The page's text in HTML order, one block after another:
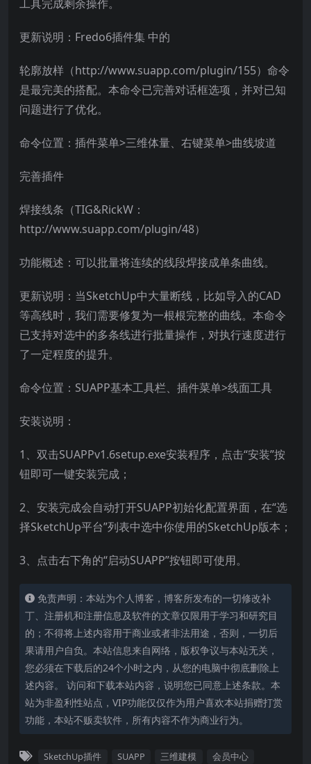
工具完成剩余操作。
更新说明：Fredo6插件集 中的
轮廓放样（http://www.suapp.com/plugin/155）命令
是最完美的搭配。本命令已完善对话框选项，并对已知
问题进行了优化。
命令位置：插件菜单>三维体量、右键菜单>曲线坡道
完善插件
焊接线条（TIG&RickW：
http://www.suapp.com/plugin/48）
功能概述：可以批量将连续的线段焊接成单条曲线。
更新说明：当SketchUp中大量断线，比如导入的CAD
等高线时，我们需要修复为一根根完整的曲线。本命令
已支持对选中的多条线进行批量操作，对执行速度进行
了一定程度的提升。
命令位置：SUAPP基本工具栏、插件菜单>线面工具
安装说明：
1、双击SUAPPv1.6setup.exe安装程序，点击“安装”按
钮即可一键安装完成；
2、安装完成会自动打开SUAPP初始化配置界面，在“选
择SketchUp平台”列表中选中你使用的SketchUp版本；
3、点击右下角的“启动SUAPP”按钮即可使用。
免责声明：本站为个人博客，博客所发布的一切修改补
丁、注册机和注册信息及软件的文章仅限用于学习和研究目
的；不得将上述内容用于商业或者非法用途，否则，一切后
果请用户自负。本站信息来自网络，版权争议与本站无关，
您必须在下载后的24个小时之内，从您的电脑中彻底删除上
述内容。 访问和下载本站内容，说明您已同意上述条款。本
站为非盈利性站点，VIP功能仅仅作为用户喜欢本站捐赠打赏
功能，本站不贩卖软件，所有内容不作为商业行为。
SketchUp插件 SUAPP 三维建模
会员中心